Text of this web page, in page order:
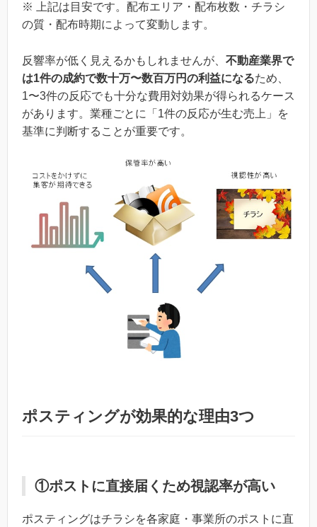
※ 上記は目安です。配布エリア・配布枚数・チラシ
の質・配布時期によって変動します。
反響率が低く見えるかもしれませんが、 不動産業界で
は1件の成約で数十万〜数百万円の利益になるため、
1〜3件の反応でも十分な費用対効果が得られるケース
があります。業種ごとに「1件の反応が生む売上」を
基準に判断することが重要です。
ポスティングが効果的な理由3つ
①ポストに直接届くため視認率が高い
ポスティングはチラシを各家庭・事業所のポストに直